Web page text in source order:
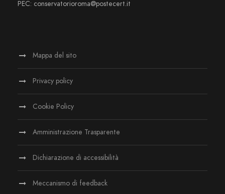
PEC: conservatorioroma@postecert.it
Mappa del sito
Privacy policy
Cookie Policy
Amministrazione Trasparente
Dichiarazione di accessibilità
Meccanismo di feedback